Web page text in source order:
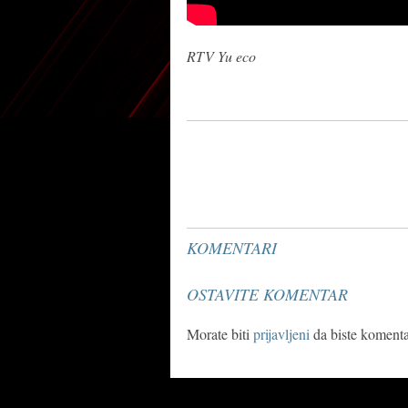
RTV Yu eco
KOMENTARI
OSTAVITE KOMENTAR
Morate biti prijavljeni da biste